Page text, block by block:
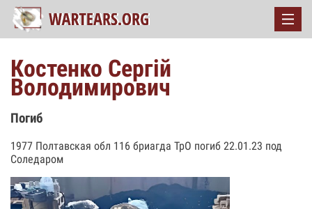
Костенко Сергій
Володимирович
Погиб
1977 Полтавская обл 116 бриагда ТрО погиб 22.01.23 под
Соледаром